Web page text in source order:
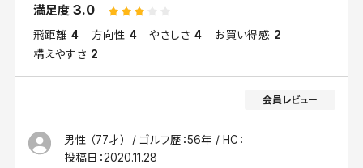
満足度3.0
飛距離 4 方向性 4 やさしさ 4 お買い得感 2
構えやすさ 2
男性 （77才） ゴルフ歴：56年
HC：
投稿日：2020.11.28